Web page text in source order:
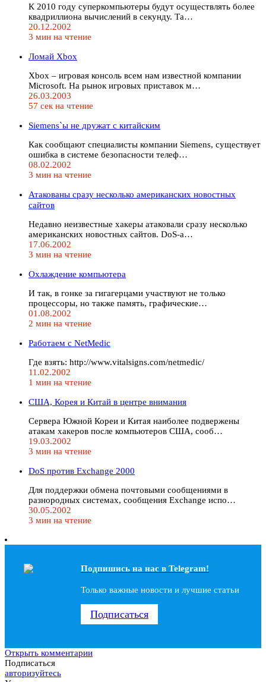
К 2010 году суперкомпьютеры будут осуществлять более
квадриллиона вычислений в секунду. Та…
20.12.2002
3 мин на чтение
Ломай Xbox
Xbox – игровая консоль всем нам известной компании
Microsoft. На рынок игровых приставок м…
26.03.2003
57 сек на чтение
Siemens`ы не дружат с китайским
Как сообщают специалисты компании Siemens, существует
ошибка в системе безопасности телеф…
08.02.2002
3 мин на чтение
Атакованы сразу несколько американских новостных
сайтов
Недавно неизвестные хакеры атаковали сразу несколько
американских новостных сайтов. DoS-а…
17.06.2002
3 мин на чтение
Охлаждение компьютера
И так, в гонке за гигагерцами участвуют не только
процессоры, но также память, графические…
01.08.2002
2 мин на чтение
Работаем с NetMedic
Где взять: http://www.vitalsigns.com/netmedic/
11.02.2002
1 мин на чтение
США, Корея и Китай в центре внимания
Сервера Южной Кореи и Китая наиболее подвержены
атакам хакеров после компьютеров США, сооб…
19.03.2002
3 мин на чтение
DoS против Exchange 2000
Для поддержки обмена почтовыми сообщениями в
разнородных системах, сообщения Exchange испо…
30.05.2002
3 мин на чтение
Подпишись на наc в Telegram!
Только важные новости и лучшие статьи
Подписаться
Открыть комментарии
Подписаться
авторизуйтесь